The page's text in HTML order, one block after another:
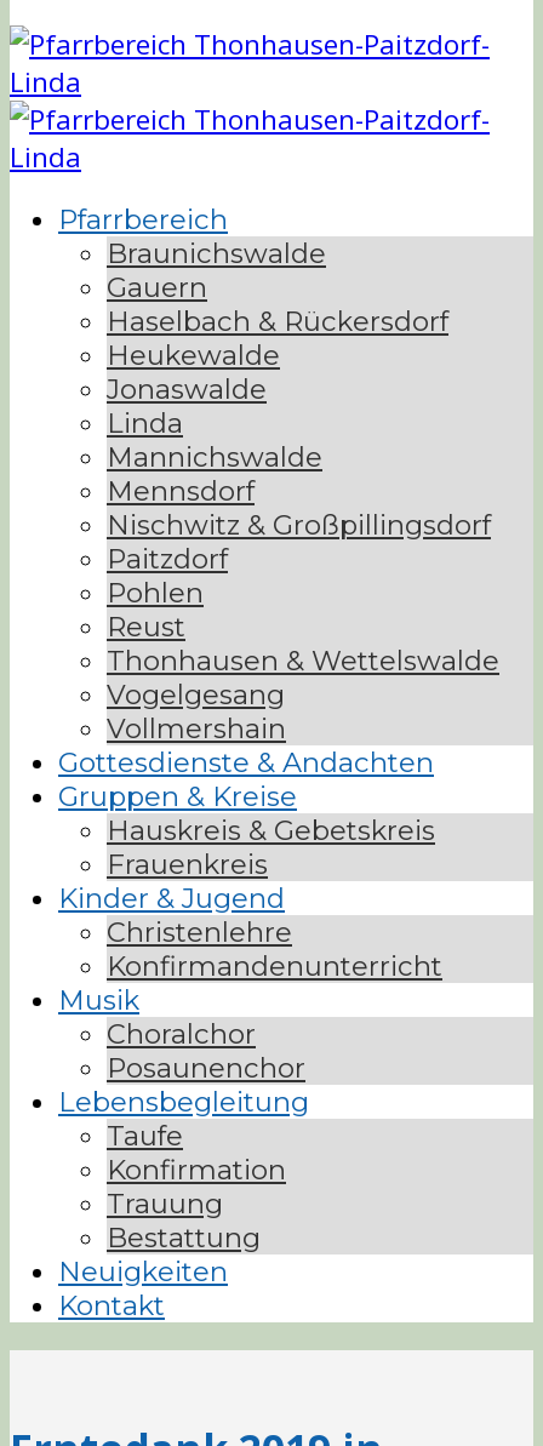
Pfarrbereich
Braunichswalde
Gauern
Haselbach & Rückersdorf
Heukewalde
Jonaswalde
Linda
Mannichswalde
Mennsdorf
Nischwitz & Großpillingsdorf
Paitzdorf
Pohlen
Reust
Thonhausen & Wettelswalde
Vogelgesang
Vollmershain
Gottesdienste & Andachten
Gruppen & Kreise
Hauskreis & Gebetskreis
Frauenkreis
Kinder & Jugend
Christenlehre
Konfirmandenunterricht
Musik
Choralchor
Posaunenchor
Lebensbegleitung
Taufe
Konfirmation
Trauung
Bestattung
Neuigkeiten
Kontakt